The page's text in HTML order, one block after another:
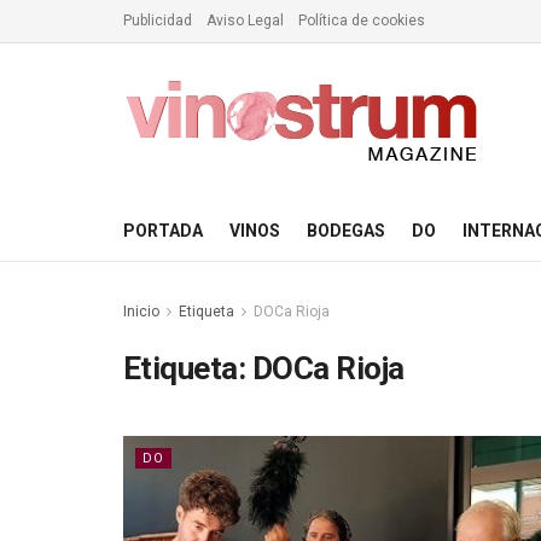
Publicidad Aviso Legal Política de cookies
PORTADA VINOS BODEGAS DO
Inicio Etiqueta DOCa Rioja
Etiqueta: DOCa Rioja
DO